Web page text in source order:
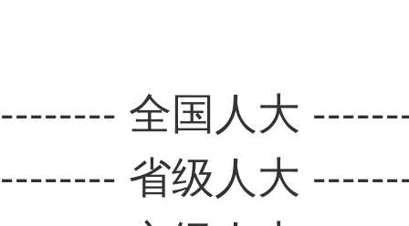
-------- 全国人大
-------- 省级人大